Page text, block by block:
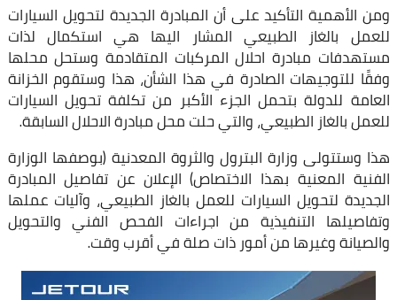
ومن الأهمية التأكيد على أن المبادرة الجديدة لتحويل السيارات
للعمل بالغاز الطبيعي المشار اليها هي استكمال لذات
مستهدفات مبادرة احلال المركبات المتقادمة وستحل محلها
وفقًا للتوجيهات الصادرة في هذا الشأن، هذا وستقوم الخزانة
العامة للدولة بتحمل الجزء الأكبر من تكلفة تحويل السيارات
للعمل بالغاز الطبيعي، والتي حلت محل مبادرة الاحلال السابقة.
هذا وستتولى وزارة البترول والثروة المعدنية (بوصفها الوزارة
الفنية المعنية بهذا الاختصاص) الإعلان عن تفاصيل المبادرة
الجديدة لتحويل السيارات للعمل بالغاز الطبيعي، وآليات عملها
وتفاصيلها التنفيذية من اجراءات الفحص الفني والتحويل
والصيانة وغيرها من أمور ذات صلة في أقرب وقت.